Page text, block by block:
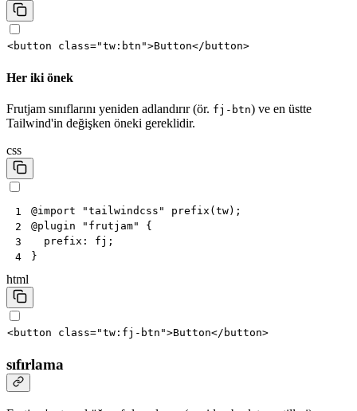
<button class="tw:btn">Button</ button>
Her iki önek
Frutjam sınıflarını yeniden adlandırır (ör. fj-btn) ve en üstte
Tailwind'in değişken öneki gereklidir.
css
1
2
3
4
@import "tailwindcss" prefix ( tw) ;
@plugin "frutjam"
{
prefix : fj ;
}
html
<button class="tw:fj-btn">Button</ button>
sıfırlama